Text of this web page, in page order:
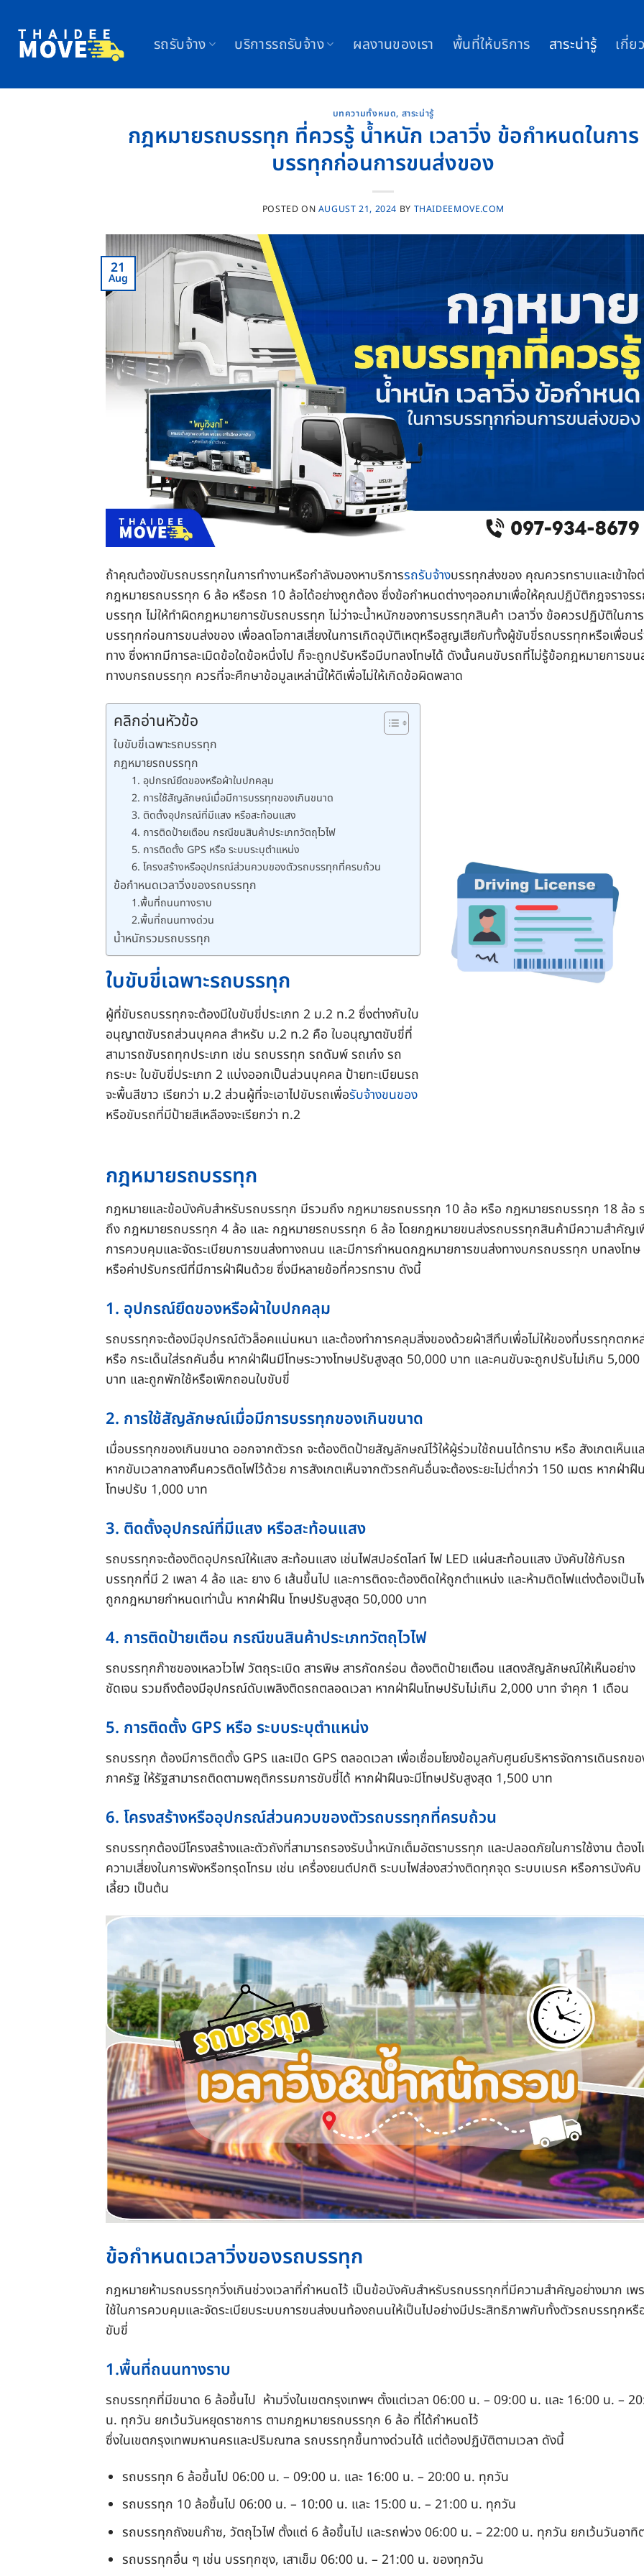
content
รถรับจ้าง บริการรถรับจ้าง ผลงานของเรา พื้นที่ให้บริการ สาระน่ารู้ เกี่ย
บทความทั้งหมด, สาระน่ารู้
กฎหมายรถบรรทุก ที่ควรรู้ น้ำหนัก เวลาวิ่ง ข้อกำหนดในการ
บรรทุกก่อนการขนส่งของ
POSTED ON AUGUST 21, 2024 BY THAIDEEMOVE.COM
21
Aug
ถ้าคุณต้องขับรถบรรทุกในการทำงานหรือกำลังมองหาบริการรถรับจ้างบรรทุกส่งของ คุณควรทราบและเข้าใจ
กฎหมายรถบรรทุก 6 ล้อ หรือรถ 10 ล้อได้อย่างถูกต้อง ซึ่งข้อกำหนดต่างๆออกมาเพื่อให้คุณปฏิบัติกฎจราจร
บรรทุก ไม่ให้ทำผิดกฎหมายการขับรถบรรทุก ไม่ว่าจะน้ำหนักของการบรรทุกสินค้า เวลาวิ่ง ข้อควรปฏิบัติในการ
บรรทุกก่อนการขนส่งของ เพื่อลดโอกาสเสี่ยงในการเกิดอุบัติเหตุหรือสูญเสียกับทั้งผู้ขับขี่รถบรรทุกหรือเพื่อน
ทาง ซึ่งหากมีการละเมิดข้อใดข้อหนึ่งไป ก็จะถูกปรับหรือมีบทลงโทษได้ ดังนั้นคนขับรถที่ไม่รู้ข้อกฎหมายการขน
ทางบกรถบรรทุก ควรที่จะศึกษาข้อมูลเหล่านี้ให้ดีเพื่อไม่ให้เกิดข้อผิดพลาด
คลิกอ่านหัวข้อ
ใบขับขี่เฉพาะรถบรรทุก
กฎหมายรถบรรทุก
1. อุปกรณ์ยึดของหรือผ้าใบปกคลุม
2. การใช้สัญลักษณ์เมื่อมีการบรรทุกของเกินขนาด
3. ติดตั้งอุปกรณ์ที่มีแสง หรือสะท้อนแสง
4. การติดป้ายเตือน กรณีขนสินค้าประเภทวัตถุไวไฟ
5. การติดตั้ง GPS หรือ ระบบระบุตำแหน่ง
6. โครงสร้างหรืออุปกรณ์ส่วนควบของตัวรถบรรทุกที่ครบถ้วน
ข้อกำหนดเวลาวิ่งของรถบรรทุก
1.พื้นที่ถนนทางราบ
2.พื้นที่ถนนทางด่วน
น้ำหนักรวมรถบรรทุก
ใบขับขี่เฉพาะรถบรรทุก
ผู้ที่ขับรถบรรทุกจะต้องมีใบขับขี่ประเภท 2 ม.2 ท.2 ซึ่งต่างกับใบ
อนุญาตขับรถส่วนบุคคล สำหรับ ม.2 ท.2 คือ ใบอนุญาตขับขี่ที่
สามารถขับรถทุกประเภท เช่น รถบรรทุก รถดัมพ์ รถเก๋ง รถ
กระบะ ใบขับขี่ประเภท 2 แบ่งออกเป็นส่วนบุคคล ป้ายทะเบียนรถ
จะพื้นสีขาว เรียกว่า ม.2 ส่วนผู้ที่จะเอาไปขับรถเพื่อรับจ้างขนของ
หรือขับรถที่มีป้ายสีเหลืองจะเรียกว่า ท.2
กฎหมายรถบรรทุก
กฎหมายและข้อบังคับสำหรับรถบรรทุก มีรวมถึง กฎหมายรถบรรทุก 10 ล้อ หรือ กฎหมายรถบรรทุก 18 ล้อ
ถึง กฎหมายรถบรรทุก 4 ล้อ และ กฎหมายรถบรรทุก 6 ล้อ โดยกฎหมายขนส่งรถบรรทุกสินค้ามีความสำคัญเ
การควบคุมและจัดระเบียบการขนส่งทางถนน และมีการกำหนดกฎหมายการขนส่งทางบกรถบรรทุก บทลงโทษ
หรือค่าปรับกรณีที่มีการฝ่าฝืนด้วย ซึ่งมีหลายข้อที่ควรทราบ ดังนี้
1. อุปกรณ์ยึดของหรือผ้าใบปกคลุม
รถบรรทุกจะต้องมีอุปกรณ์ตัวล็อคแน่นหนา และต้องทำการคลุมสิ่งของด้วยผ้าสีทึบเพื่อไม่ให้ของที่บรรทุกตกห
หรือ กระเด็นใส่รถคันอื่น หากฝ่าฝืนมีโทษระวางโทษปรับสูงสุด 50,000 บาท และคนขับจะถูกปรับไม่เกิน 5,000
บาท และถูกพักใช้หรือเพิกถอนใบขับขี่
2. การใช้สัญลักษณ์เมื่อมีการบรรทุกของเกินขนาด
เมื่อบรรทุกของเกินขนาด ออกจากตัวรถ จะต้องติดป้ายสัญลักษณ์ไว้ให้ผู้ร่วมใช้ถนนได้ทราบ หรือ สังเกตเห็นแ
หากขับเวลากลางคืนควรติดไฟไว้ด้วย การสังเกตเห็นจากตัวรถคันอื่นจะต้องระยะไม่ต่ำกว่า 150 เมตร หากฝ่าฝื
โทษปรับ 1,000 บาท
3. ติดตั้งอุปกรณ์ที่มีแสง หรือสะท้อนแสง
รถบรรทุกจะต้องติดอุปกรณ์ให้แสง สะท้อนแสง เช่นไฟสปอร์ตไลท์ ไฟ LED แผ่นสะท้อนแสง บังคับใช้กับรถ
บรรทุกที่มี 2 เพลา 4 ล้อ และ ยาง 6 เส้นขึ้นไป และการติดจะต้องติดให้ถูกตำแหน่ง และห้ามติดไฟแต่งต้องเป็น
ถูกกฎหมายกำหนดเท่านั้น หากฝ่าฝืน โทษปรับสูงสุด 50,000 บาท
4. การติดป้ายเตือน กรณีขนสินค้าประเภทวัตถุไวไฟ
รถบรรทุกก๊าซของเหลวไวไฟ วัตถุระเบิด สารพิษ สารกัดกร่อน ต้องติดป้ายเตือน แสดงสัญลักษณ์ให้เห็นอย่าง
ชัดเจน รวมถึงต้องมีอุปกรณ์ดับเพลิงติดรถตลอดเวลา หากฝ่าฝืนโทษปรับไม่เกิน 2,000 บาท จำคุก 1 เดือน
5. การติดตั้ง GPS หรือ ระบบระบุตำแหน่ง
รถบรรทุก ต้องมีการติดตั้ง GPS และเปิด GPS ตลอดเวลา เพื่อเชื่อมโยงข้อมูลกับศูนย์บริหารจัดการเดินรถข
ภาครัฐ ให้รัฐสามารถติดตามพฤติกรรมการขับขี่ได้ หากฝ่าฝืนจะมีโทษปรับสูงสุด 1,500 บาท
6. โครงสร้างหรืออุปกรณ์ส่วนควบของตัวรถบรรทุกที่ครบถ้วน
รถบรรทุกต้องมีโครงสร้างและตัวถังที่สามารถรองรับน้ำหนักเต็มอัตราบรรทุก และปลอดภัยในการใช้งาน ต้อง
ความเสี่ยงในการพังหรือทรุดโทรม เช่น เครื่องยนต์ปกติ ระบบไฟส่องสว่างติดทุกจุด ระบบเบรค หรือการบังคับ
เลี้ยว เป็นต้น
ข้อกำหนดเวลาวิ่งของรถบรรทุก
กฎหมายห้ามรถบรรทุกวิ่งเกินช่วงเวลาที่กำหนดไว้ เป็นข้อบังคับสำหรับรถบรรทุกที่มีความสำคัญอย่างมาก เพร
ใช้ในการควบคุมและจัดระเบียบระบบการขนส่งบนท้องถนนให้เป็นไปอย่างมีประสิทธิภาพกับทั้งตัวรถบรรทุกหรื
ขับขี่
1.พื้นที่ถนนทางราบ
รถบรรทุกที่มีขนาด 6 ล้อขึ้นไป ห้ามวิ่งในเขตกรุงเทพฯ ตั้งแต่เวลา 06:00 น. – 09:00 น. และ 16:00 น. –
น. ทุกวัน ยกเว้นวันหยุดราชการ ตามกฎหมายรถบรรทุก 6 ล้อ ที่ได้กำหนดไว้
ซึ่งในเขตกรุงเทพมหานครและปริมณฑล รถบรรทุกขึ้นทางด่วนได้ แต่ต้องปฏิบัติตามเวลา ดังนี้
รถบรรทุก 6 ล้อขึ้นไป 06:00 น. – 09:00 น. และ 16:00 น. – 20:00 น. ทุกวัน
รถบรรทุก 10 ล้อขึ้นไป 06:00 น. – 10:00 น. และ 15:00 น. – 21:00 น. ทุกวัน
รถบรรทุกถังขนก๊าซ, วัตถุไวไฟ ตั้งแต่ 6 ล้อขึ้นไป และรถพ่วง 06:00 น. – 22:00 น. ทุกวัน ยกเว้นวันอาทิ
รถบรรทุกอื่น ๆ เช่น บรรทุกซุง, เสาเข็ม 06:00 น. – 21:00 น. ของทุกวัน